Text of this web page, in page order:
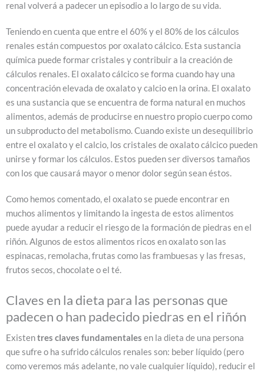
renal volverá a padecer un episodio a lo largo de su vida.
Teniendo en cuenta que entre el 60% y el 80% de los cálculos
renales están compuestos por oxalato cálcico. Esta sustancia
química puede formar cristales y contribuir a la creación de
cálculos renales. El oxalato cálcico se forma cuando hay una
concentración elevada de oxalato y calcio en la orina. El oxalato
es una sustancia que se encuentra de forma natural en muchos
alimentos, además de producirse en nuestro propio cuerpo como
un subproducto del metabolismo. Cuando existe un desequilibrio
entre el oxalato y el calcio, los cristales de oxalato cálcico pueden
unirse y formar los cálculos. Estos pueden ser diversos tamaños
con los que causará mayor o menor dolor según sean éstos.
Como hemos comentado, el oxalato se puede encontrar en
muchos alimentos y limitando la ingesta de estos alimentos
puede ayudar a reducir el riesgo de la formación de piedras en el
riñón. Algunos de estos alimentos ricos en oxalato son las
espinacas, remolacha, frutas como las frambuesas y las fresas,
frutos secos, chocolate o el té.
Claves en la dieta para las personas que
padecen o han padecido piedras en el riñón
Existentres claves fundamentales en la dieta de una persona
que sufre o ha sufrido cálculos renales son: beber líquido (pero
como veremos más adelante, no vale cualquier líquido), reducir el